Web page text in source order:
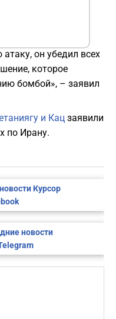
атаку, он убедил всех
которое
бомбой», – заявил
и Кац заявили
по Ирану.
Курсор
новости